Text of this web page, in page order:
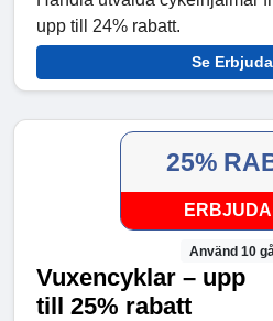
upp till 24% rabatt.
Se
25%
Använd 10
Vuxencyklar – upp
till 25% rabatt